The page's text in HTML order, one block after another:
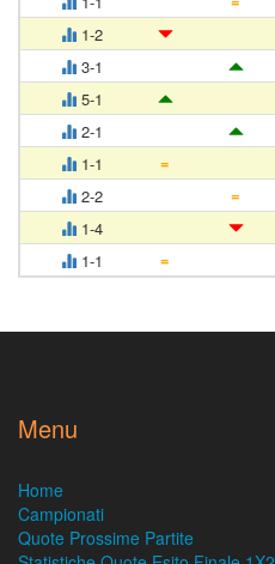
1-2
3-1
5-1
2-1
1-1
=
2-2
=
1-4
1-1
=
Menu
Home
Campionati
Quote Prossime Partite